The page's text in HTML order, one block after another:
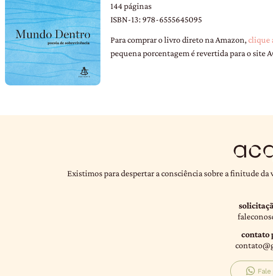
144 páginas
ISBN-13: 978-6555645095
Para comprar o livro direto na Amazon,clique
pequena porcentagem é revertida para o site
Existimos para despertar a consciência sobre a finitude
contato
Fale